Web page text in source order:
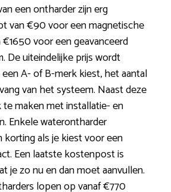
een ontharder zijn erg
van €90 voor een magnetische
voor een geavanceerd
De uiteindelijke prijs wordt
A- of B-merk kiest, het aantal
van het systeem. Naast deze
maken met installatie- en
Enkele waterontharder
korting als je kiest voor een
Een laatste kostenpost is
je zo nu en dan moet aanvullen.
lopen op vanaf €770